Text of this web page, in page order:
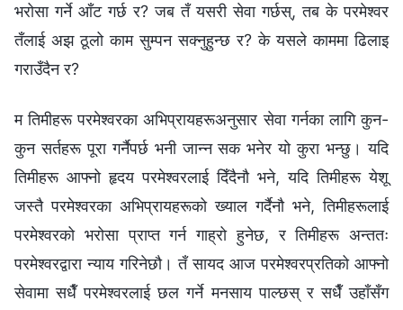
भरोसा गर्ने आँट गर्छ र? जब तँ यसरी सेवा गर्छस्, तब के परमेश्‍वर
तँलाई अझ ठूलो काम सुम्पन सक्नुहुन्छ र? के यसले काममा ढिलाइ
गराउँदैन र?
म तिमीहरू परमेश्‍वरका अभिप्रायहरूअनुसार सेवा गर्नका लागि कुन-
कुन सर्तहरू पूरा गर्नैपर्छ भनी जान्न सक भनेर यो कुरा भन्छु। यदि
तिमीहरू आफ्नो हृदय परमेश्‍वरलाई दिँदैनौ भने, यदि तिमीहरू येशू
जस्तै परमेश्‍वरका अभिप्रायहरूको ख्याल गर्दैनौ भने, तिमीहरूलाई
परमेश्‍वरको भरोसा प्राप्त गर्न गाह्रो हुनेछ, र तिमीहरू अन्ततः
परमेश्‍वरद्वारा न्याय गरिनेछौ। तँ सायद आज परमेश्‍वरप्रतिको आफ्नो
सेवामा सधैँ परमेश्‍वरलाई छल गर्ने मनसाय पाल्छस् र सधैँ उहाँसँग